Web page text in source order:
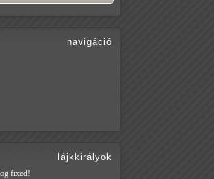
navigáció
lájkkirályok
fixed!